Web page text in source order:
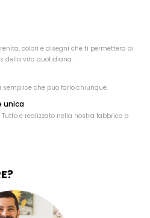
colori e disegni che ti permettera di
della vita quotidiana.
semplice che puo farlo chiunque.
unica
e realizzato nella nostra fabbrica a